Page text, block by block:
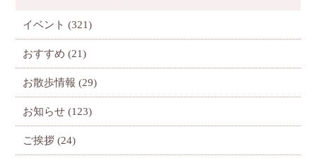
イベント (321)
おすすめ (21)
お散歩情報 (29)
お知らせ (123)
ご挨拶 (24)